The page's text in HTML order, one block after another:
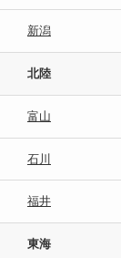
新潟
北陸
富山
石川
福井
東海